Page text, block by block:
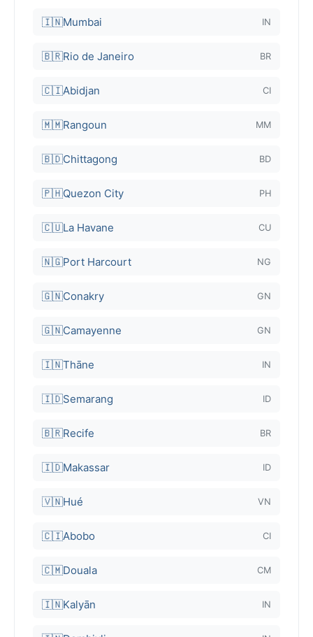
🇮🇳Mumbai IN
🇧🇷Rio de Janeiro BR
🇨🇮Abidjan CI
🇲🇲Rangoun MM
🇧🇩Chittagong BD
🇵🇭Quezon City PH
🇨🇺La Havane CU
🇳🇬Port Harcourt NG
🇬🇳Conakry GN
🇬🇳Camayenne GN
🇮🇳Thāne IN
🇮🇩Semarang ID
🇧🇷Recife BR
🇮🇩Makassar ID
🇻🇳Hué VN
🇨🇮Abobo CI
🇨🇲Douala CM
🇮🇳Kalyān IN